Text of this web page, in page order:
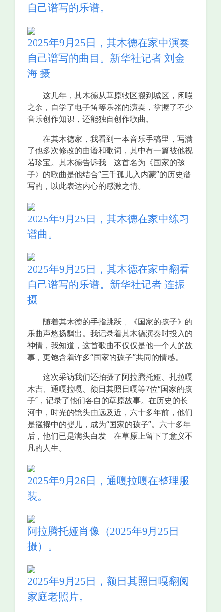
自己谱写的乐谱。
2025年9月25日，其木德在家中演奏
自己谱写的曲目。新华社记者 刘金
海 摄
这几年，其木德从草原牧区搬到城区，闲暇
之余，自学了电子笛等乐器的演奏，掌握了不少
音乐创作知识，还能独自创作歌曲。
在其木德家，我看到一本音乐手稿里，写满
了他多次修改的曲谱和歌词，其中有一篇被他视
若珍宝。其木德告诉我，这首名为《国家的孩
子》的歌曲是他结合“三千孤儿入内蒙”的历史谱
写的，以此表达内心的感激之情。
2025年9月25日，其木德在家中练习
谱曲。
2025年9月25日，其木德在家中翻看
自己谱写的乐谱。新华社记者 连振
摄
随着其木德的手指跳跃，《国家的孩子》的
乐曲声悠扬飘出。我记录着其木德演奏时投入的
神情，我知道，这首歌曲不仅仅是他一个人的故
事，更饱含着许多“国家的孩子”共同的情感。
这次采访我们还拍摄了阿拉腾托娅、扎拉嘎
木吉、通嘎拉嘎、额日其照日嘎等7位“国家的孩
子”，记录了他们各自的草原故事。在历史的长
河中，时光的镜头由远及近，六十多年前，他们
是襁褓中的婴儿，成为“国家的孩子”。六十多年
后，他们已是满头白发，在草原上留下了意义不
凡的人生。
2025年9月26日，通嘎拉嘎在整理服
装。
阿拉腾托娅肖像（2025年9月25日
摄）。
2025年9月25日，额日其照日嘎翻阅
家庭老照片。